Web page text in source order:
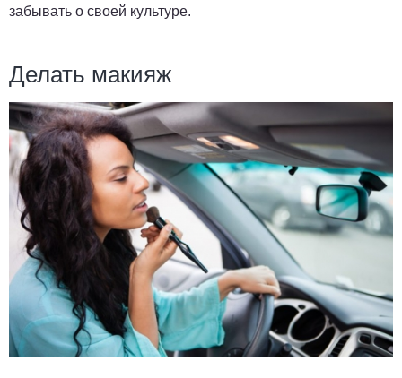
забывать о своей культуре.
Делать макияж